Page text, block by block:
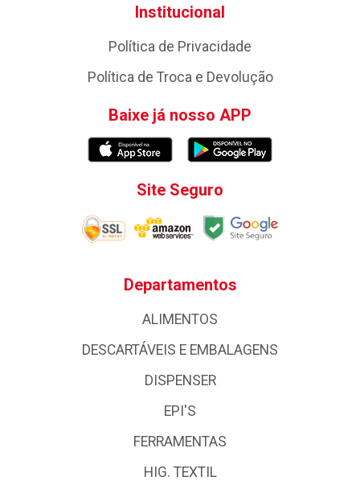
Institucional
Política de Privacidade
Política de Troca e Devolução
Baixe já nosso APP
Site Seguro
Departamentos
ALIMENTOS
DESCARTÁVEIS E EMBALAGENS
DISPENSER
EPI'S
FERRAMENTAS
HIG. TEXTIL